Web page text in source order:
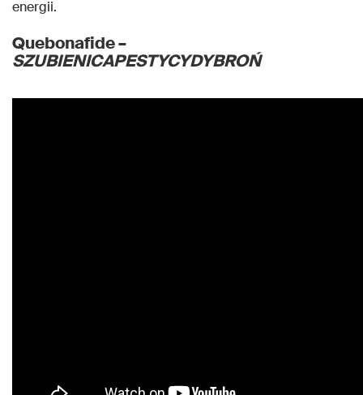
energii.
Quebonafide –
SZUBIENICAPESTYCYDYBROŃ